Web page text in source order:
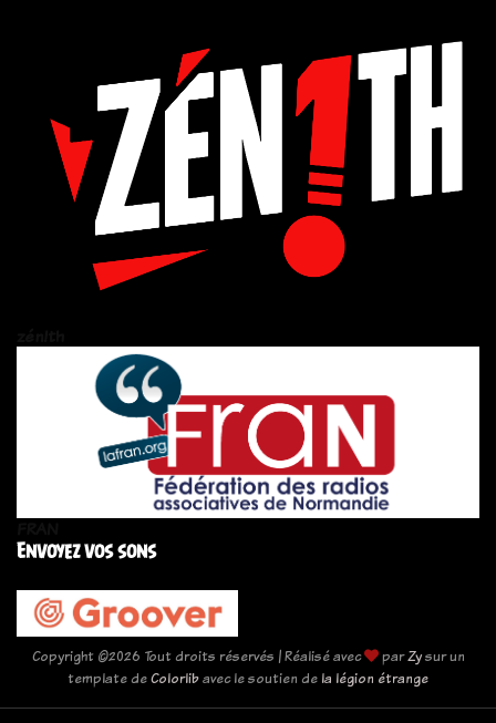
Envoyez vos sons
Copyright ©2026 Tout droits réservés | Réalisé avec parZysur un
template deColorlibavec le soutien de la légion étrange